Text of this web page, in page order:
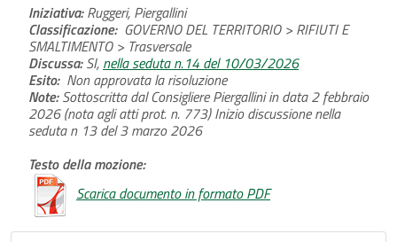
Iniziativa:Ruggeri, Piergallini
Classificazione: GOVERNO DEL TERRITORIO > RIFIUTI E
SMALTIMENTO > Trasversale
Discussa:SI, nella seduta n.14 del 10/03/2026
Esito: Non approvata la risoluzione
Note:Sottoscritta dal Consigliere Piergallini in data 2 febbraio
2026 (nota agli atti prot. n. 773) Inizio discussione nella
seduta n 13 del 3 marzo 2026
Testo della mozione:
Scarica documento in formato PDF